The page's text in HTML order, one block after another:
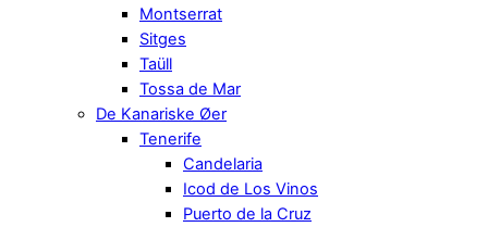
Montserrat
Sitges
Taüll
Tossa de Mar
De Kanariske Øer
Tenerife
Candelaria
Icod de Los Vinos
Puerto de la Cruz